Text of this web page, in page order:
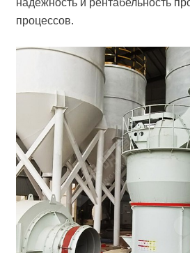
надежность и рентабельность
процессов.